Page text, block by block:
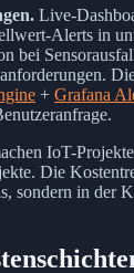
Live-
Alerts in
bei
+ Grafana
IoT-
Die
sondern in der